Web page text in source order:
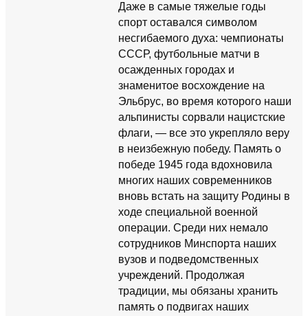
Даже в самые тяжелые годы
спорт оставался символом
несгибаемого духа: чемпионаты
СССР, футбольные матчи в
осажденных городах и
знаменитое восхождение на
Эльбрус, во время которого наши
альпинисты сорвали нацистские
флаги, — все это укрепляло веру
в неизбежную победу. Память о
победе 1945 года вдохновила
многих наших современников
вновь встать на защиту Родины в
ходе специальной военной
операции. Среди них немало
сотрудников Минспорта наших
вузов и подведомственных
учреждений. Продолжая
традиции, мы обязаны хранить
память о подвигах наших